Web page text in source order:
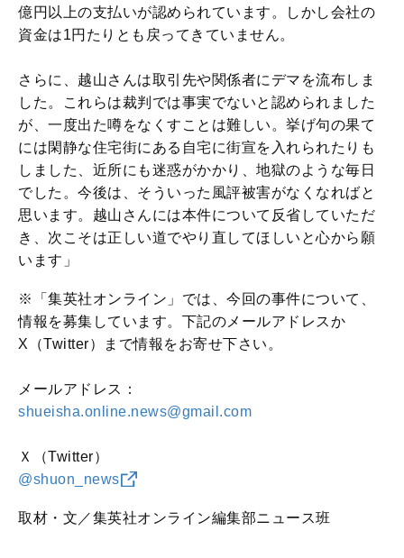
億円以上の支払いが認められています。しかし会社の
資金は1円たりとも戻ってきていません。
さらに、越山さんは取引先や関係者にデマを流布しま
した。これらは裁判では事実でないと認められました
が、一度出た噂をなくすことは難しい。挙げ句の果て
には閑静な住宅街にある自宅に街宣を入れられたりも
しました、近所にも迷惑がかかり、地獄のような毎日
でした。今後は、そういった風評被害がなくなればと
思います。越山さんには本件について反省していただ
き、次こそは正しい道でやり直してほしいと心から願
います」
※「集英社オンライン」では、今回の事件について、
情報を募集しています。下記のメールアドレスか
X（Twitter）まで情報をお寄せ下さい。
メールアドレス：
shueisha.online.news@gmail.com
Ｘ（Twitter）
@shuon_news
取材・文／集英社オンライン編集部ニュース班